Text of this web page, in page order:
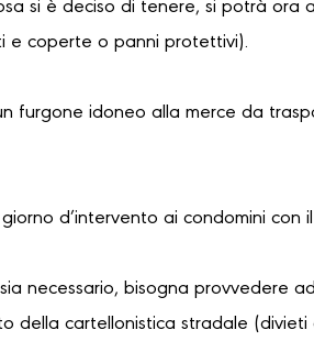
si è deciso di tenere, si potrà
e coperte o panni protettivi).
furgone idoneo alla merce da
d’intervento ai condomini con
necessario, bisogna provvedere
della cartellonistica stradale